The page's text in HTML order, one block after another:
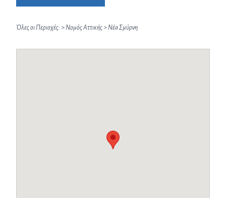
Όλες οι Περιοχές:> Νομός Αττικής> Νέα Σμύρνη